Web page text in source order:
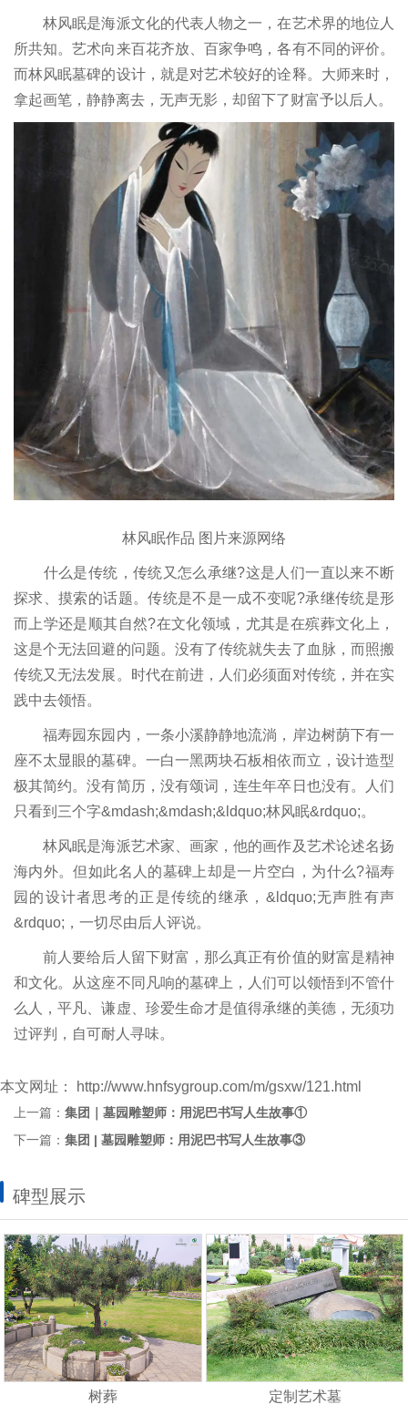
林风眠是海派文化的代表人物之一，在艺术界的地位人
所共知。艺术向来百花齐放、百家争鸣，各有不同的评价。
而林风眠墓碑的设计，就是对艺术较好的诠释。大师来时，
拿起画笔，静静离去，无声无影，却留下了财富予以后人。
林风眠作品 图片来源网络
什么是传统，传统又怎么承继?这是人们一直以来不断
探求、摸索的话题。传统是不是一成不变呢?承继传统是形
而上学还是顺其自然?在文化领域，尤其是在殡葬文化上，
这是个无法回避的问题。没有了传统就失去了血脉，而照搬
传统又无法发展。时代在前进，人们必须面对传统，并在实
践中去领悟。
福寿园东园内，一条小溪静静地流淌，岸边树荫下有一
座不太显眼的墓碑。一白一黑两块石板相依而立，设计造型
极其简约。没有简历，没有颂词，连生年卒日也没有。人们
只看到三个字&mdash;&mdash;&ldquo;林风眠&rdquo;。
林风眠是海派艺术家、画家，他的画作及艺术论述名扬
海内外。但如此名人的墓碑上却是一片空白，为什么?福寿
园的设计者思考的正是传统的继承，&ldquo;无声胜有声
&rdquo;，一切尽由后人评说。
前人要给后人留下财富，那么真正有价值的财富是精神
和文化。从这座不同凡响的墓碑上，人们可以领悟到不管什
么人，平凡、谦虚、珍爱生命才是值得承继的美德，无须功
过评判，自可耐人寻味。
本文网址： http://www.hnfsygroup.com/m/gsxw/121.html
上一篇： 集团｜墓园雕塑师：用泥巴书写人生故事①
下一篇： 集团 | 墓园雕塑师：用泥巴书写人生故事③
碑型展示
树葬 定制艺术墓